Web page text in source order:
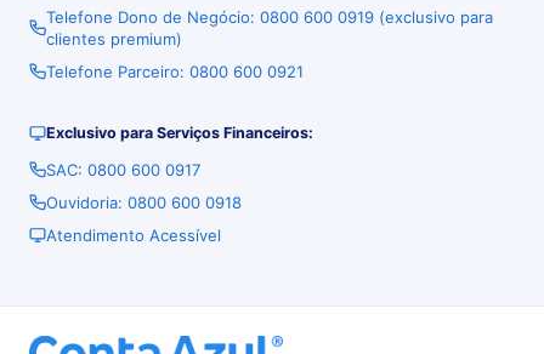
Telefone Dono de Negócio: 0800 600 0919 (exclusivo para
clientes premium)
Telefone Parceiro: 0800 600 0921
Exclusivo para Serviços Financeiros:
SAC: 0800 600 0917
Ouvidoria: 0800 600 0918
Atendimento Acessível